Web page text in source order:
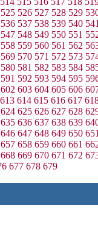
525 526 527 528 529
536 537 538 539 540
547 548 549 550 551
558 559 560 561 562
569 570 571 572 573
580 581 582 583 584
591 592 593 594 595
602 603 604 605 606
613 614 615 616 617
624 625 626 627 628
635 636 637 638 639
646 647 648 649 650
657 658 659 660 661
668 669 670 671 672
677 678 679